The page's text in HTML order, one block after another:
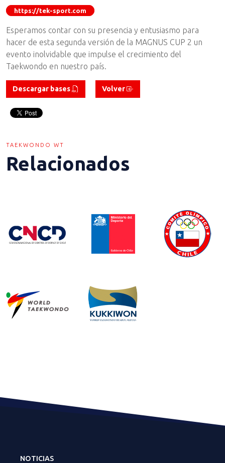
https://tek-sport.com
Esperamos contar con su presencia y entusiasmo para
hacer de esta segunda versión de la MAGNUS CUP 2 un
evento inolvidable que impulse el crecimiento del
Taekwondo en nuestro país.
Descargar bases Volver
TAEKWONDO WT
Relacionados
NOTICIAS